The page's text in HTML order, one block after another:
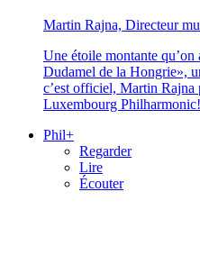
Martin Rajna, Directeur
Une étoile montante
Dudamel de la Hongrie»,
c’est officiel, Martin Rajna
Luxembourg Philharmonic!
Phil+
Regarder
Lire
Écouter